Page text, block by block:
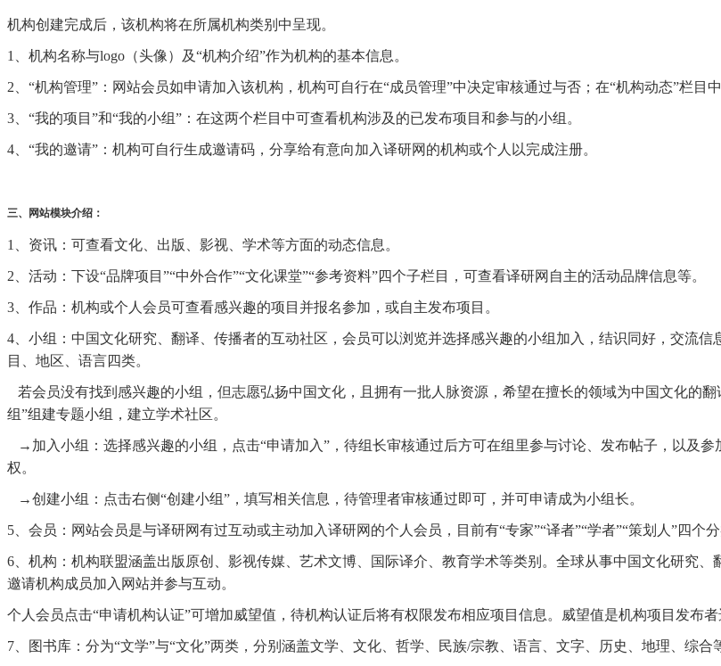
机构创建完成后，该机构将在所属机构类别中呈现。
1、机构名称与logo（头像）及“机构介绍”作为机构的基本信息。
2、“机构管理”：网站会员如申请加入该机构，机构可自行在“成员管理”中决定审核通过与否；在“机构动态”栏目
3、“我的项目”和“我的小组”：在这两个栏目中可查看机构涉及的已发布项目和参与的小组。
4、“我的邀请”：机构可自行生成邀请码，分享给有意向加入译研网的机构或个人以完成注册。
三、网站模块介绍：
1、资讯：可查看文化、出版、影视、学术等方面的动态信息。
2、活动：下设“品牌项目”“中外合作”“文化课堂”“参考资料”四个子栏目，可查看译研网自主的活动品牌信息等。
3、作品：机构或个人会员可查看感兴趣的项目并报名参加，或自主发布项目。
4、小组：中国文化研究、翻译、传播者的互动社区，会员可以浏览并选择感兴趣的小组加入，结识同好，交流
目、地区、语言四类。
若会员没有找到感兴趣的小组，但志愿弘扬中国文化，且拥有一批人脉资源，希望在擅长的领域为中国文化的
组”组建专题小组，建立学术社区。
→加入小组：选择感兴趣的小组，点击“申请加入”，待组长审核通过后方可在组里参与讨论、发布帖子，以及
权。
→创建小组：点击右侧“创建小组”，填写相关信息，待管理者审核通过即可，并可申请成为小组长。
5、会员：网站会员是与译研网有过互动或主动加入译研网的个人会员，目前有“专家”“译者”“学者”“策划人”四个分
6、机构：机构联盟涵盖出版原创、影视传媒、艺术文博、国际译介、教育学术等类别。全球从事中国文化研究
邀请机构成员加入网站并参与互动。
个人会员点击“申请机构认证”可增加威望值，待机构认证后将有权限发布相应项目信息。威望值是机构项目发布者
7、图书库：分为“文学”与“文化”两类，分别涵盖文学、文化、哲学、民族/宗教、语言、文字、历史、地理、综